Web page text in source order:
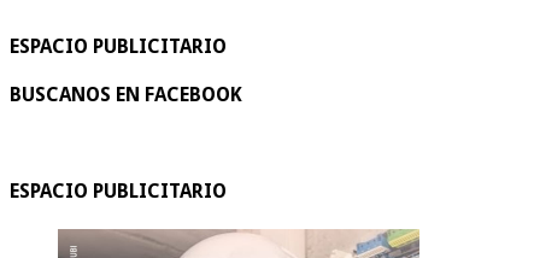
ESPACIO PUBLICITARIO
BUSCANOS EN FACEBOOK
ESPACIO PUBLICITARIO